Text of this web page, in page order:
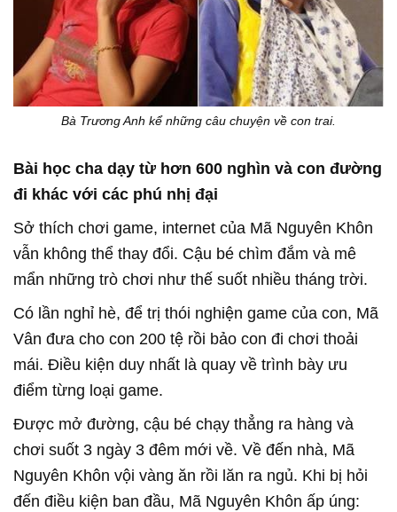
Bà Trương Anh kể những câu chuyện về con trai.
Bài học cha dạy từ hơn 600 nghìn và con đường
đi khác với các phú nhị đại
Sở thích chơi game, internet của Mã Nguyên Khôn
vẫn không thể thay đổi. Cậu bé chìm đắm và mê
mẩn những trò chơi như thế suốt nhiều tháng trời.
Có lần nghỉ hè, để trị thói nghiện game của con, Mã
Vân đưa cho con 200 tệ rồi bảo con đi chơi thoải
mái. Điều kiện duy nhất là quay về trình bày ưu
điểm từng loại game.
Được mở đường, cậu bé chạy thẳng ra hàng và
chơi suốt 3 ngày 3 đêm mới về. Về đến nhà, Mã
Nguyên Khôn vội vàng ăn rồi lăn ra ngủ. Khi bị hỏi
đến điều kiện ban đầu, Mã Nguyên Khôn ấp úng: